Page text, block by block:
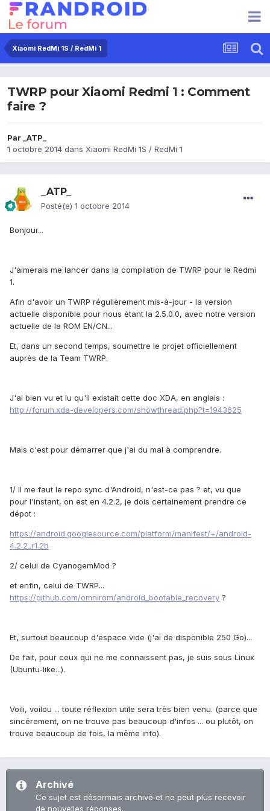
Xiaomi RedMi 1S / RedMi 1
TWRP pour Xiaomi Redmi 1 : Comment
faire ?
Par_ATP_
1 octobre 2014 dans Xiaomi RedMi 1S / RedMi 1
_ATP_
Posté(e) 1 octobre 2014
Bonjour...
J'aimerais me lancer dans la compilation de TWRP pour le Redmi
1.
Afin d'avoir un TWRP régulièrement mis-à-jour - la version
actuelle disponible pour nous étant la 2.5.0.0, avec notre version
actuelle de la ROM EN/CN...
Et, dans un second temps, soumettre le projet officiellement
auprès de la Team TWRP.
J'ai bien vu et lu qu'il existait cette doc XDA, en anglais :
http://forum.xda-developers.com/showthread.php?t=1943625
Mais c'est pour démarrer que j'ai du mal à comprendre.
1/ Il me faut le repo sync d'Android, n'est-ce pas ? et, vu que
pour l'instant, on est en 4.2.2, je dois certainement prendre ce
dépot :
https://android.googlesource.com/platform/manifest/+/android-
4.2.2_r1.2b
2/ celui de CyanogemMod ?
et enfin, celui de TWRP...
https://github.com/omnirom/android_bootable_recovery ?
Et, surtout beaucoup d'espace vide (j'ai de disponible 250 Go)...
De fait, pour ceux qui ne me connaissent pas, je suis sous Linux
(Ubuntu-like...).
Voili, voilou ... toute réflexion utile sera très bien venu. (parce que
sincérement, on ne trouve pas beaucoup d'infos ... ou plutôt, on
trouve beaucoup de fois, la même info).
Archivé
Ce sujet est désormais archivé et ne peut plus recevoir
de nouvelles réponses.